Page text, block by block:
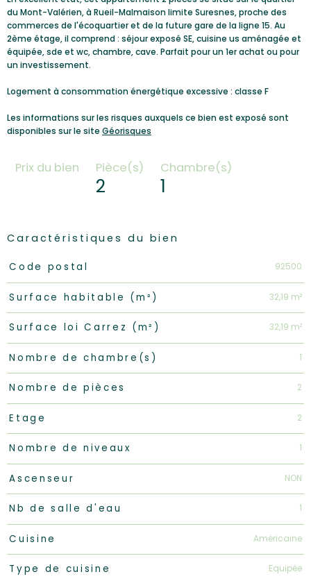
du Mont-Valérien, à Rueil-Malmaison limite Suresnes, proche des
commerces de l'écoquartier et de la future gare de la ligne 15. Au
2ème étage, il comprend : séjour exposé SE, cuisine us aménagée et
équipée, sde et wc, chambre, cave. Parfait pour un 1er achat ou pour
un investissement.
Logement à consommation énergétique excessive : classe F
Les informations sur les risques auxquels ce bien est exposé sont
disponibles sur le site Géorisques
Prix du bien Pièce(s)
2
Chambre(s)
1
Caractéristiques du bien
Caractéristiques Valeurs
Code postal 92500
Surface habitable (m²) 32,19 m²
Surface loi Carrez (m²) 32,19 m²
Nombre de chambre(s) 1
Nombre de pièces 2
Etage 2
Nombre de niveaux 1
Ascenseur NON
Nb de salle d'eau 1
Cuisine Américaine
Type de cuisine Equipée